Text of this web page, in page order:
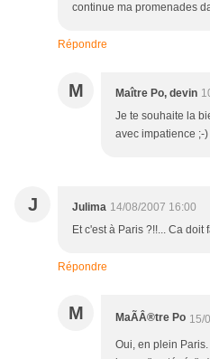
continue ma promenades
Répondre
M Maître Po, devin
Je te souhaite la
avec impatience ;-)
J Julima 14/08/2007 16:00
Et c'est à Paris ?!!... Ca doit
Répondre
M MaÃÂ®tre Po 15/
Oui, en plein